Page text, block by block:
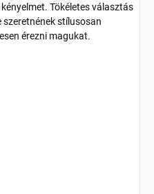
Tökéletes választás
szeretnének stílusosan
érezni magukat.